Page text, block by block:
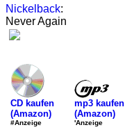
Nickelback:
Never Again
CD kaufen
(Amazon)
#Anzeige
mp3 kaufen
(Amazon)
'Anzeige